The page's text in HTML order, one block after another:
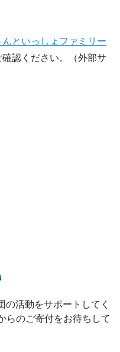
んといっしょファミリー
認ください。（外部サ
の活動をサポートしてく
らのご寄付をお待ちして